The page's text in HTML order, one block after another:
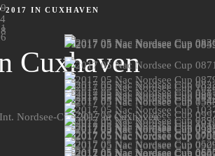
2017 IN CUXHAVEN
Cuxhaven